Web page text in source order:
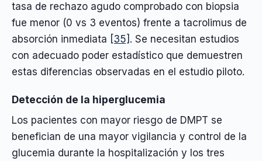
tasa de rechazo agudo comprobado con biopsia
fue menor (0 vs 3 eventos) frente a tacrolimus de
absorción inmediata [35] . Se necesitan estudios
con adecuado poder estadístico que demuestren
estas diferencias observadas en el estudio piloto.
Detección de la hiperglucemia
Los pacientes con mayor riesgo de DMPT se
benefician de una mayor vigilancia y control de la
glucemia durante la hospitalización y los tres